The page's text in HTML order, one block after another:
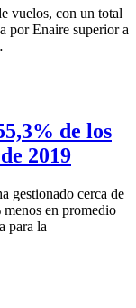
vuelos, con un total
por Enaire superior a
de los
2019
gestionado cerca de
en promedio
para la